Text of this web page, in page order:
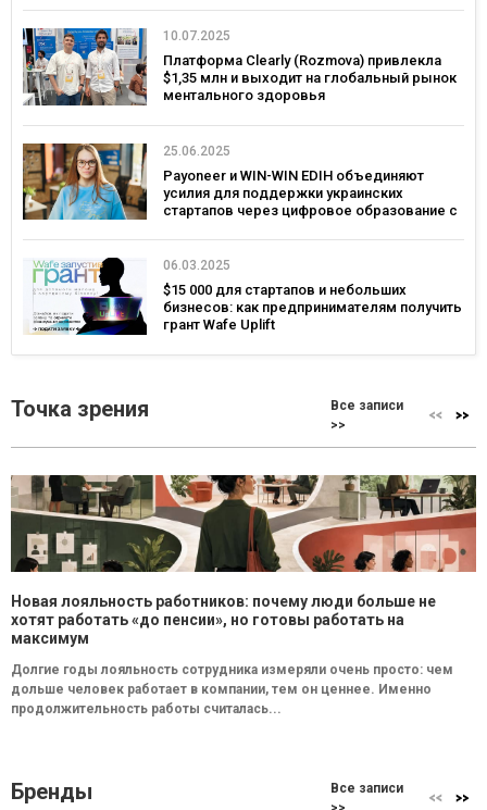
10.07.2025
Платформа Clearly (Rozmova) привлекла
$1,35 млн и выходит на глобальный рынок
ментального здоровья
25.06.2025
Payoneer и WIN-WIN EDIH объединяют
усилия для поддержки украинских
стартапов через цифровое образование с
06.03.2025
$15 000 для стартапов и небольших
бизнесов: как предпринимателям получить
грант Wafe Uplift
Точка зрения
Все записи
>>
Новая лояльность работников: почему люди больше не
хотят работать «до пенсии», но готовы работать на
максимум
Долгие годы лояльность сотрудника измеряли очень просто: чем
дольше человек работает в компании, тем он ценнее. Именно
продолжительность работы считалась...
Бренды
Все записи